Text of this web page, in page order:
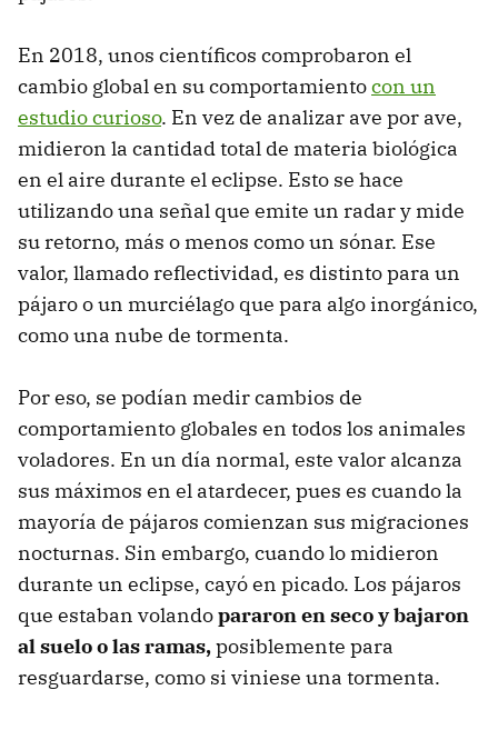
En 2018, unos científicos comprobaron el
cambio global en su comportamientocon un
estudio curioso. En vez de analizar ave por ave,
midieron la cantidad total de materia biológica
en el aire durante el eclipse. Esto se hace
utilizando una señal que emite un radar y mide
su retorno, más o menos como un sónar. Ese
valor, llamado reflectividad, es distinto para un
pájaro o un murciélago que para algo inorgánico,
como una nube de tormenta.
Por eso, se podían medir cambios de
comportamiento globales en todos los animales
voladores. En un día normal, este valor alcanza
sus máximos en el atardecer, pues es cuando la
mayoría de pájaros comienzan sus migraciones
nocturnas. Sin embargo, cuando lo midieron
durante un eclipse, cayó en picado. Los pájaros
que estaban volandopararon en seco y bajaron
al suelo o las ramas,posiblemente para
resguardarse, como si viniese una tormenta.